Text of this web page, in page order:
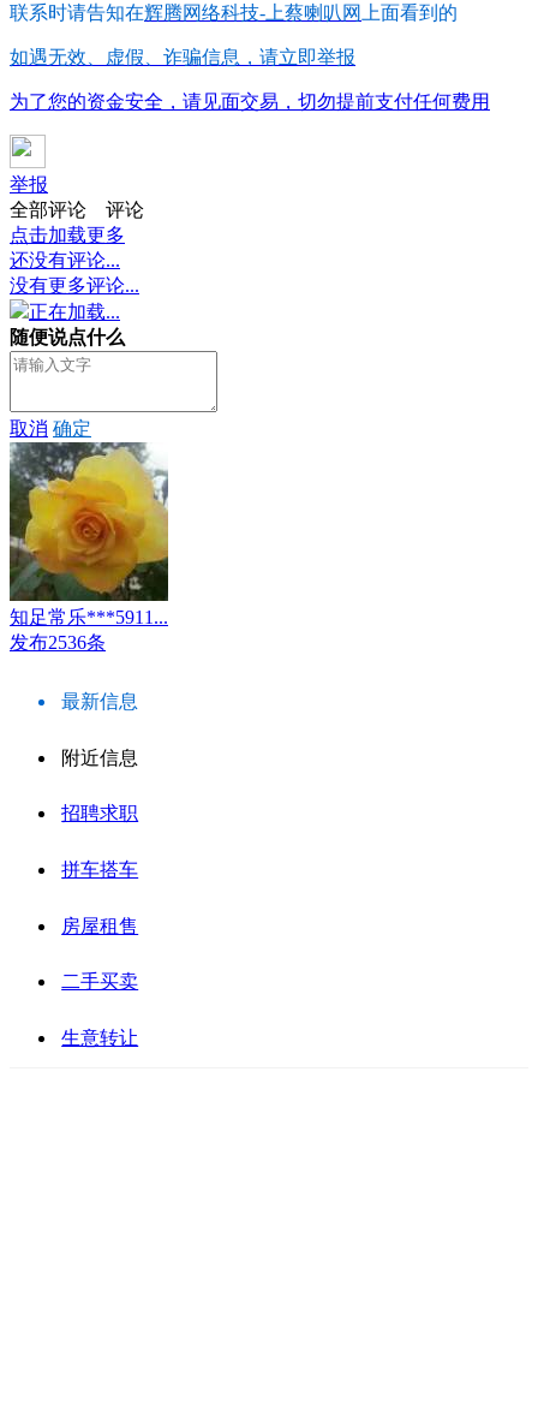
联系时请告知在辉腾网络科技-上蔡喇叭网 上面看到的
如遇无效、虚假、诈骗信息，请立即举报
为了您的资金安全，请见面交易，切勿提前支付任何费用
举报
全部评论
评论
点击加载更多
还没有评论...
没有更多评论...
正在加载...
随便说点什么
取消 确定
知足常乐***5911...
发布2536条
最新信息
附近信息
招聘求职
拼车搭车
房屋租售
二手买卖
生意转让